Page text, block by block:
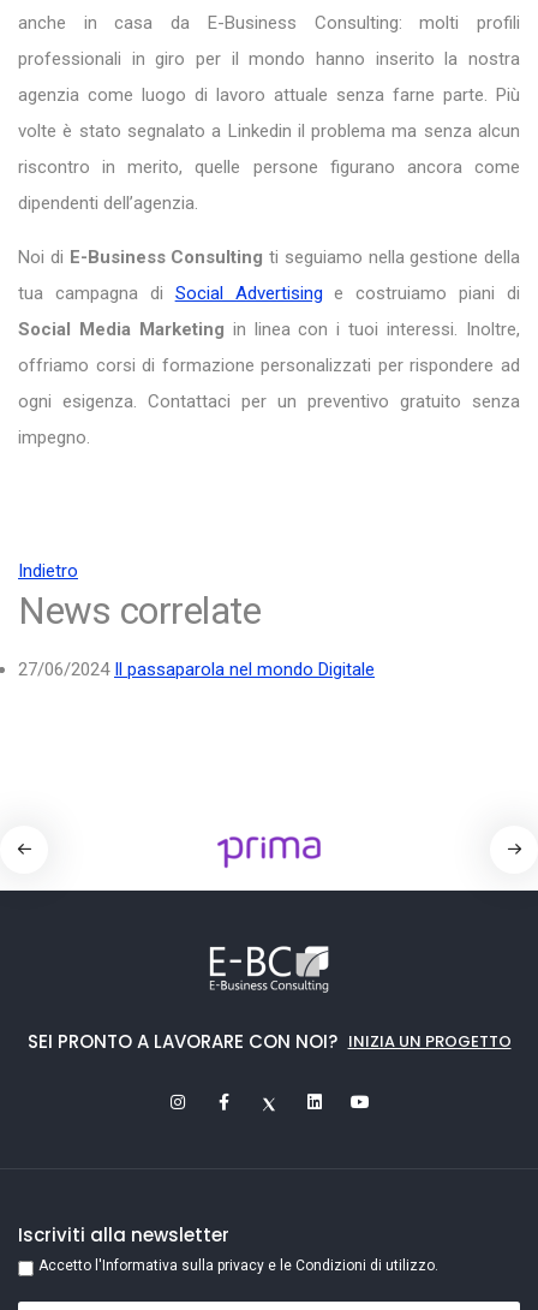
anche in casa da E-Business Consulting: molti profili
professionali in giro per il mondo hanno inserito la nostra
agenzia come luogo di lavoro attuale senza farne parte. Più
volte è stato segnalato a Linkedin il problema ma senza alcun
riscontro in merito, quelle persone figurano ancora come
dipendenti dell’agenzia.
Noi di E-Business Consulting ti seguiamo nella gestione della
tua campagna di Social Advertising e costruiamo piani di
Social Media Marketing in linea con i tuoi interessi. Inoltre,
offriamo corsi di formazione personalizzati per rispondere ad
ogni esigenza. Contattaci per un preventivo gratuito senza
impegno.
Indietro
News correlate
27/06/2024 Il passaparola nel mondo Digitale
SEI PRONTO A LAVORARE CON NOI? INIZIA UN PROGETTO
Iscriviti alla newsletter
Accetto l'Informativa sulla privacy e le Condizioni di utilizzo.